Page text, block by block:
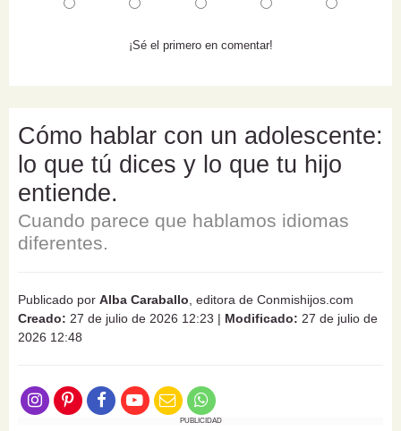
¡Sé el primero en comentar!
Cómo hablar con un adolescente:
lo que tú dices y lo que tu hijo
entiende.
Cuando parece que hablamos idiomas
diferentes.
Publicado por Alba Caraballo , editora de Conmishijos.com
Creado: 27 de julio de 2026 12:23 | Modificado: 27 de julio de
2026 12:48
PUBLICIDAD